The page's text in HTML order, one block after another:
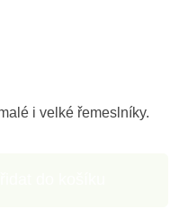
i velké řemeslníky.